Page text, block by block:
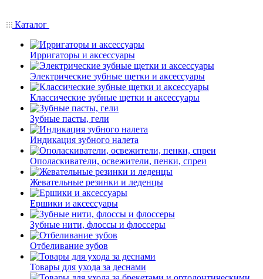
Каталог
Ирригаторы и аксессуары
Электрические зубные щетки и аксессуары
Классические зубные щетки и аксессуары
Зубные пасты, гели
Индикация зубного налета
Ополаскиватели, освежители, пенки, спреи
Жевательные резинки и леденцы
Ершики и аксессуары
Зубные нити, флоссы и флоссеры
Отбеливание зубов
Товары для ухода за деснами